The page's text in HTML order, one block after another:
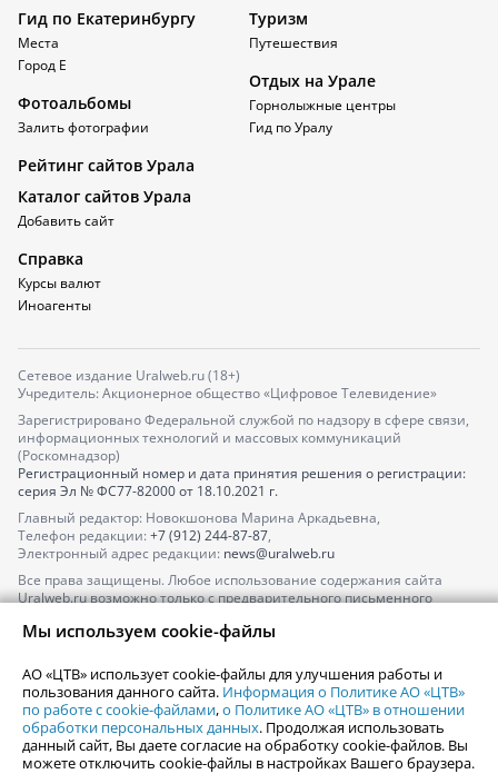
Гид по Екатеринбургу
Места
Город Е
Фотоальбомы
Залить фотографии
Туризм
Путешествия
Отдых на Урале
Горнолыжные центры
Гид по Уралу
Рейтинг сайтов Урала
Каталог сайтов Урала
Добавить сайт
Справка
Курсы валют
Иноагенты
Сетевое издание Uralweb.ru (18+)
Учредитель: Акционерное общество «Цифровое Телевидение»
Зарегистрировано Федеральной службой по надзору в сфере связи,
информационных технологий и массовых коммуникаций
(Роскомнадзор)
Регистрационный номер и дата принятия решения о регистрации:
серия Эл № ФС77-82000от 18.10.2021 г.
Главный редактор: Новокшонова Марина Аркадьевна,
Телефон редакции: +7 (912) 244-87-87,
Электронный адрес редакции: news@uralweb.ru
Все права защищены. Любое использование содержания сайта
Uralweb.ru возможно только с предварительного письменного
По вопросам размещения рекламы обращайтесь по тел.
По вопросам размещения информации в разделе «Афиша»
afisha@uralweb.ru
Пользовательское соглашение на использование сайта
Политика АО «ЦТВ» в отношении обработки персональных данных
Мы используем cookie-файлы
АО «ЦТВ» использует cookie-файлы для улучшения работы и
пользования данного сайта. Информация о Политике АО «ЦТВ»
по работе с cookie-файлами,о Политике АО «ЦТВ» в отношении
обработки персональных данных. Продолжая использовать
данный сайт, Вы даете согласие на обработку cookie-файлов. Вы
можете отключить cookie-файлы в настройках Вашего браузера.